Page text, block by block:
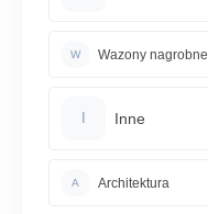
W Wazony nagrobne
Inne
A Architektura